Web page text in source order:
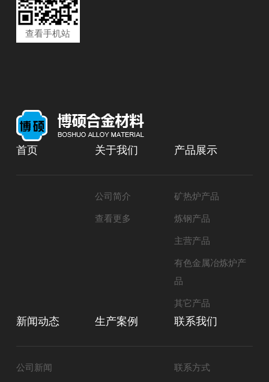
查看手机站
首页 关于我们
公司简介
查看更多
产品展示
矿热炉产品
炼钢产品
主营产品
有色金属冶炼炉产
品
其它产品
新闻动态
公司新闻
生产案例 联系我们
联系方式